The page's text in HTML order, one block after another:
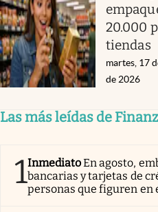
20.000
tiendas
martes, 17
de 2026
Las más leídas de
1InmediatoEn agosto,
bancarias y tarjetas de
personas que figuren en